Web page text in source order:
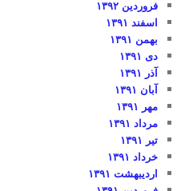
فروردین ۱۳۹۲
اسفند ۱۳۹۱
بهمن ۱۳۹۱
دی ۱۳۹۱
آذر ۱۳۹۱
آبان ۱۳۹۱
مهر ۱۳۹۱
مرداد ۱۳۹۱
تیر ۱۳۹۱
خرداد ۱۳۹۱
اردیبهشت ۱۳۹۱